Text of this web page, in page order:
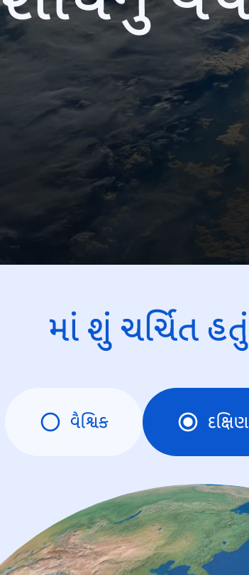
માં શું ચર્ચિત
વૈશ્વિક